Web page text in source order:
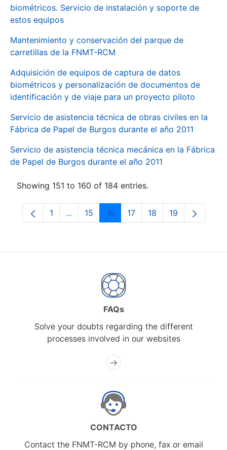
biométricos. Servicio de instalación y soporte de
estos equipos
Mantenimiento y conservación del parque de
carretillas de la FNMT-RCM
Adquisición de equipos de captura de datos
biométricos y personalización de documentos de
identificación y de viaje para un proyecto piloto
Servicio de asistencia técnica de obras civiles en la
Fábrica de Papel de Burgos durante el año 2011
Servicio de asistencia técnica mecánica en la Fábrica
de Papel de Burgos durante el año 2011
Showing 151 to 160 of 184 entries.
Page
1 ...Intermediate Pages Use TAB to navigate.
Page
15 Page
16 Page
17 Page
18 Page
19
FAQs
Solve your doubts regarding the different
processes involved in our websites
CONTACTO
Contact the FNMT-RCM by phone, fax or email